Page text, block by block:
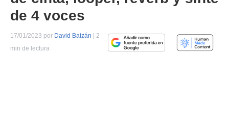
de 4 voces
17/01/2023 por David Baizán | 2
min de lectura